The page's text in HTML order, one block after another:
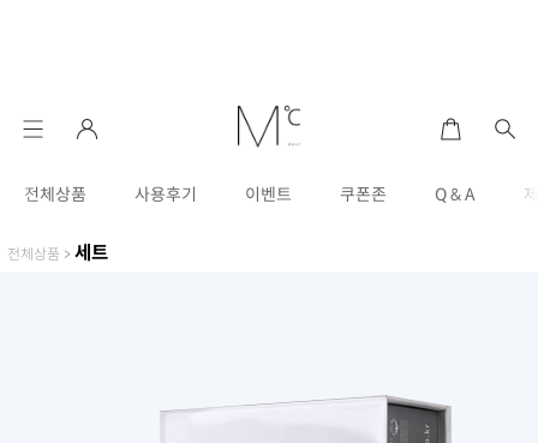
전체상품 사용후기 이벤트 쿠폰존 Q & A
전체상품 > 세트